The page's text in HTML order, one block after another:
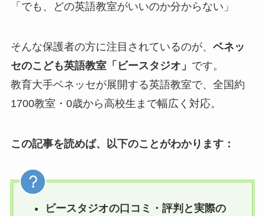
「でも、どの英語教室がいいのか分からない」
そんな保護者の方に注目されているのが、 ベネッ
セのこども英語教室「ビースタジオ」 です。
教育大手ベネッセが展開する英語教室で、全国約
1700教室・0歳から高校生まで幅広く対応。
この記事を読めば、以下のことがわかります：
ビースタジオの口コミ・評判と実際の